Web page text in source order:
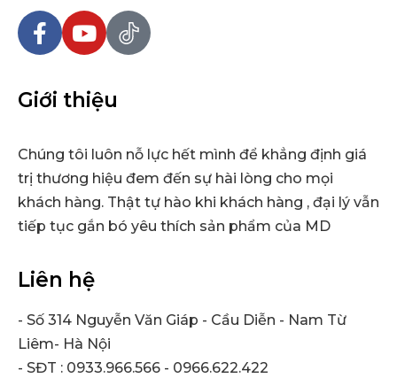
Giới thiệu
Chúng tôi luôn nỗ lực hết mình để khẳng định giá
trị thương hiệu đem đến sự hài lòng cho mọi
khách hàng. Thật tự hào khi khách hàng , đại lý vẫn
tiếp tục gắn bó yêu thích sản phẩm của MD
Liên hệ
- Số 314 Nguyễn Văn Giáp - Cầu Diễn - Nam Từ
Liêm- Hà Nội
- SĐT : 0933.966.566 - 0966.622.422